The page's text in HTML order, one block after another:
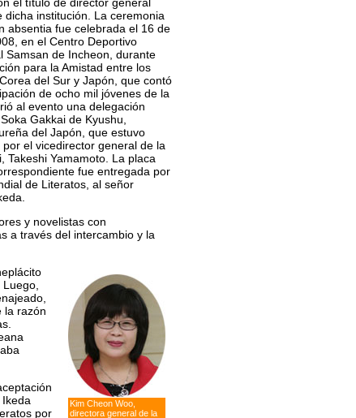
dicha institución. La ceremonia
absentia fue celebrada el 16 de
en el Centro Deportivo
Samsan de Incheon, durante
para la Amistad entre los
del Sur y Japón, que contó
de ocho mil jóvenes de la
al evento una delegación
Gakkai de Kyushu,
del Japón, que estuvo
el vicedirector general de la
Takeshi Yamamoto. La placa
fue entregada por
de Literatos, al señor
y novelistas con
a través del intercambio y la
Kim Cheon Woo,
directora general de la
la razón
por